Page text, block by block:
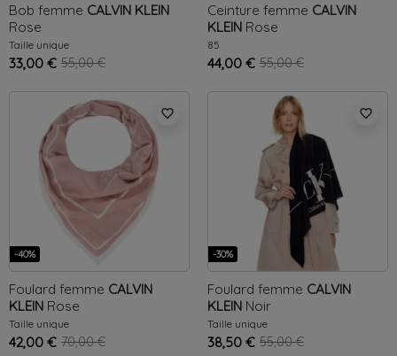
Bob femme CALVIN KLEIN
Rose
Taille unique
33,00 € 55,00 €
Ceinture femme CALVIN
KLEIN Rose
85
44,00 € 55,00 €
favorite_border
-40%
Foulard femme CALVIN
KLEIN Rose
Taille unique
42,00 € 70,00 €
favorite_border
-30%
Foulard femme CALVIN
KLEIN Noir
Taille unique
38,50 € 55,00 €